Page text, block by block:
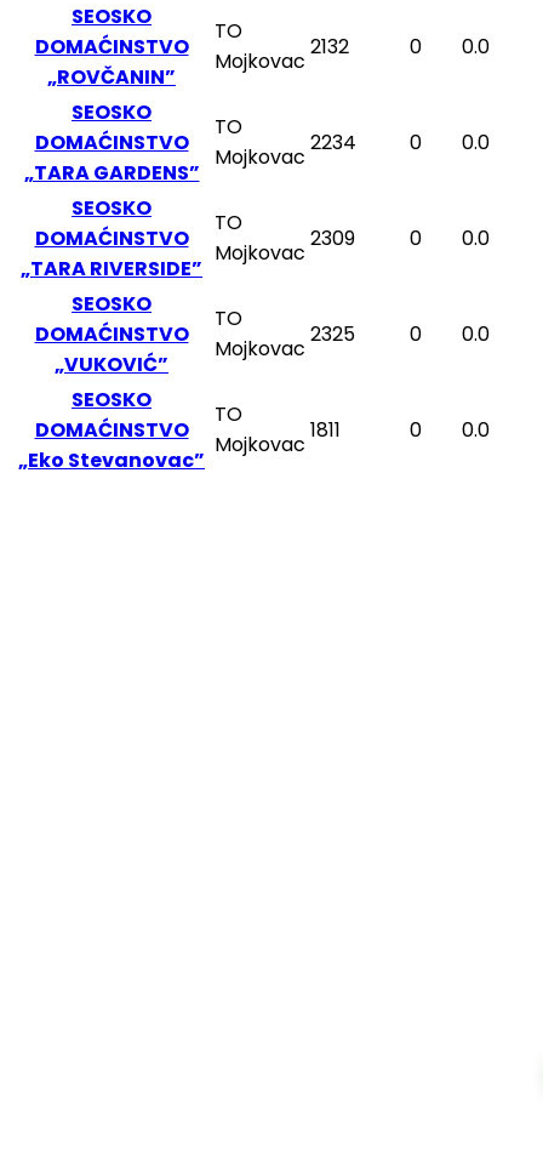
SEOSKO
DOMAĆINSTVO
„ROVČANIN”
TO
Mojkovac
2132 0 0.0
SEOSKO
DOMAĆINSTVO
„TARA GARDENS”
TO
Mojkovac
2234 0 0.0
SEOSKO
DOMAĆINSTVO
„TARA RIVERSIDE”
TO
Mojkovac
2309 0 0.0
SEOSKO
DOMAĆINSTVO
„VUKOVIĆ”
TO
Mojkovac
2325 0 0.0
SEOSKO
DOMAĆINSTVO
„Eko Stevanovac”
TO
Mojkovac
1811 0 0.0